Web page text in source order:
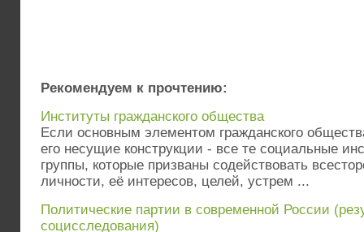
Рекомендуем к прочтению:
Институты гражданского общества
Если основным элементом гражданского
его несущие конструкции - все те социальные
группы, которые призваны содействовать
личности, её интересов, целей, устрем ...
Политические партии в современной России
социсследования)